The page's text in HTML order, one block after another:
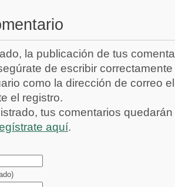
la publicación de tus
de escribir
como la dirección de correo
el registro.
tus comentarios
aquí.